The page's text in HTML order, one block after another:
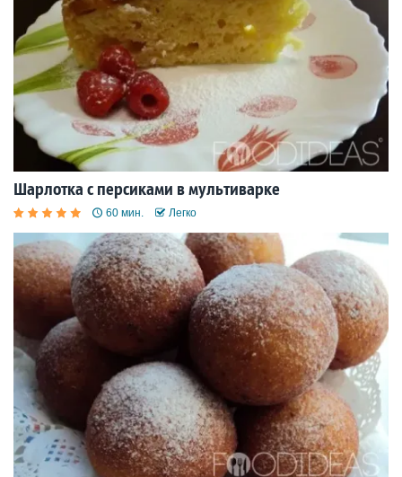
Шарлотка с персиками в мультиварке
60 мин. Легко